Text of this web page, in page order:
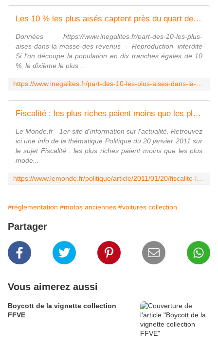
Les 10 % les plus aisés captent près du quart de l'ensemble des revenus
Données https://www.inegalites.fr/part-des-10-les-plus-
aises-dans-la-masse-des-revenus - Reproduction interdite
Si l'on découpe la population en dix tranches égales de 10
%, le dixième le plus ...
Fiscalité : les plus riches paient moins que les plus modestes (proportionnellement)
Le Monde.fr - 1er site d'information sur l'actualité. Retrouvez
ici une info de la thématique Politique du 20 janvier 2011 sur
le sujet Fiscalité : les plus riches paient moins que les plus
mode...
#réglementation #motos anciennes #voitures collection
Partager
Vous aimerez aussi
Boycott de la vignette collection
FFVE